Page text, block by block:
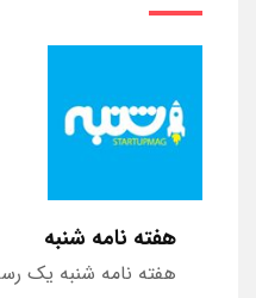
هفته نامه شنبه
هفته نامه شنبه یک